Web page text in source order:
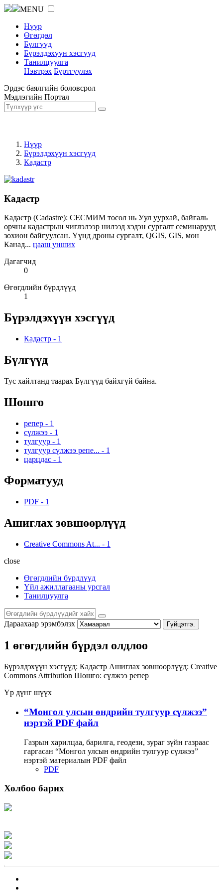
MENU
Нүүр
Өгөгдөл
Бүлгүүд
Бүрэлдэхүүн хэсгүүд
Танилцуулга
Нэвтрэх Бүртгүүлэх
Эрдэс баялгийн боловсрол
Мэдлэгийн Портал
Нүүр
Бүрэлдэхүүн хэсгүүд
Кадастр
Кадастр
Кадастр (Cadastre): СЕСМИМ төсөл нь Уул уурхай, байгаль
орчны кадастрын чиглэлээр нилээд хэдэн сургалт семинарууд
зохион байгуулсан. Үүнд дроны сургалт, QGIS, GIS, мөн
Канад... цааш унших
Дагагчид
0
Өгөгдлийн бүрдлүүд
1
Бүрэлдэхүүн хэсгүүд
Кадастр - 1
Бүлгүүд
Тус хайлтанд таарах Бүлгүүд байхгүй байна.
Шошго
репер - 1
сүлжээ - 1
тулгуур - 1
тулгуур сүлжээ репе... - 1
царцдас - 1
Форматууд
PDF - 1
Ашиглах зөвшөөрлүүд
Creative Commons At... - 1
close
Өгөгдлийн бүрдлүүд
Үйл ажиллагааны урсгал
Танилцуулга
Дараахаар эрэмбэлэх Гүйцэтгэ.
1 өгөгдлийн бүрдэл олдлоо
Бүрэлдэхүүн хэсгүүд: Кадастр Ашиглах зөвшөөрлүүд: Creative
Commons Attribution Шошго: сүлжээ репер
Үр дүнг шүүх
“Монгол улсын өндрийн тулгуур сүлжээ”
нэртэй PDF файл
Газрын харилцаа, барилга, геодези, зураг зүйн газраас
гаргасан “Монгол улсын өндрийн тулгуур сүлжээ”
нэртэй материалын PDF файл
PDF
Холбоо барих